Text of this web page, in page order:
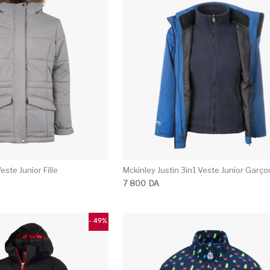
Junior Fille
Mckinley Justin 3in1 Veste Junior
7 800 DA
- 49%
Ce produit a plusieurs variations. Les